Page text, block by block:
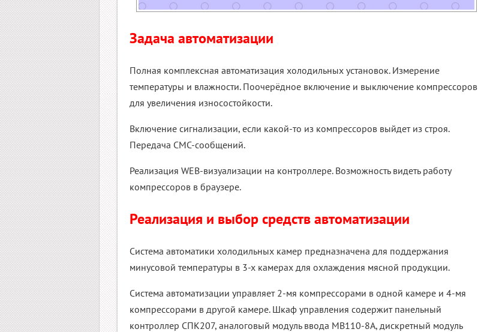
Задача автоматизации
Полная комплексная автоматизация холодильных установок. Измерение
температуры и влажности. Поочерёдное включение и выключение компрессоров
для увеличения износостойкости.
Включение сигнализации, если какой-то из компрессоров выйдет из строя.
Передача СМС-сообщений.
Реализация WEB-визуализации на контроллере. Возможность видеть работу
компрессоров в браузере.
Реализация и выбор средств автоматизации
Система автоматики холодильных камер предназначена для поддержания
минусовой температуры в 3-х камерах для охлаждения мясной продукции.
Система автоматизации управляет 2-мя компрессорами в одной камере и 4-мя
компрессорами в другой камере. Шкаф управления содержит панельный
контроллер СПК207, аналоговый модуль ввода МВ110-8А, дискретный модуль